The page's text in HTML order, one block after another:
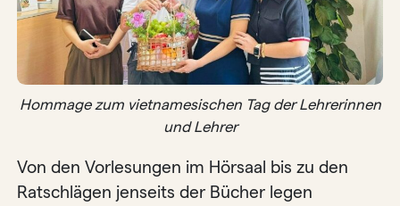
Hommage zum vietnamesischen Tag der Lehrerinnen
und Lehrer
Von den Vorlesungen im Hörsaal bis zu den
Ratschlägen jenseits der Bücher legen